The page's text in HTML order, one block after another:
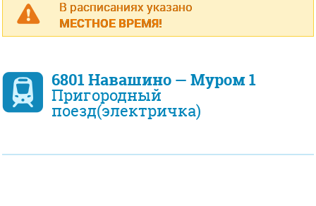
В расписаниях указано
МЕСТНОЕ ВРЕМЯ!
6801 Навашино — Муром 1
Пригородный
поезд(электричка)